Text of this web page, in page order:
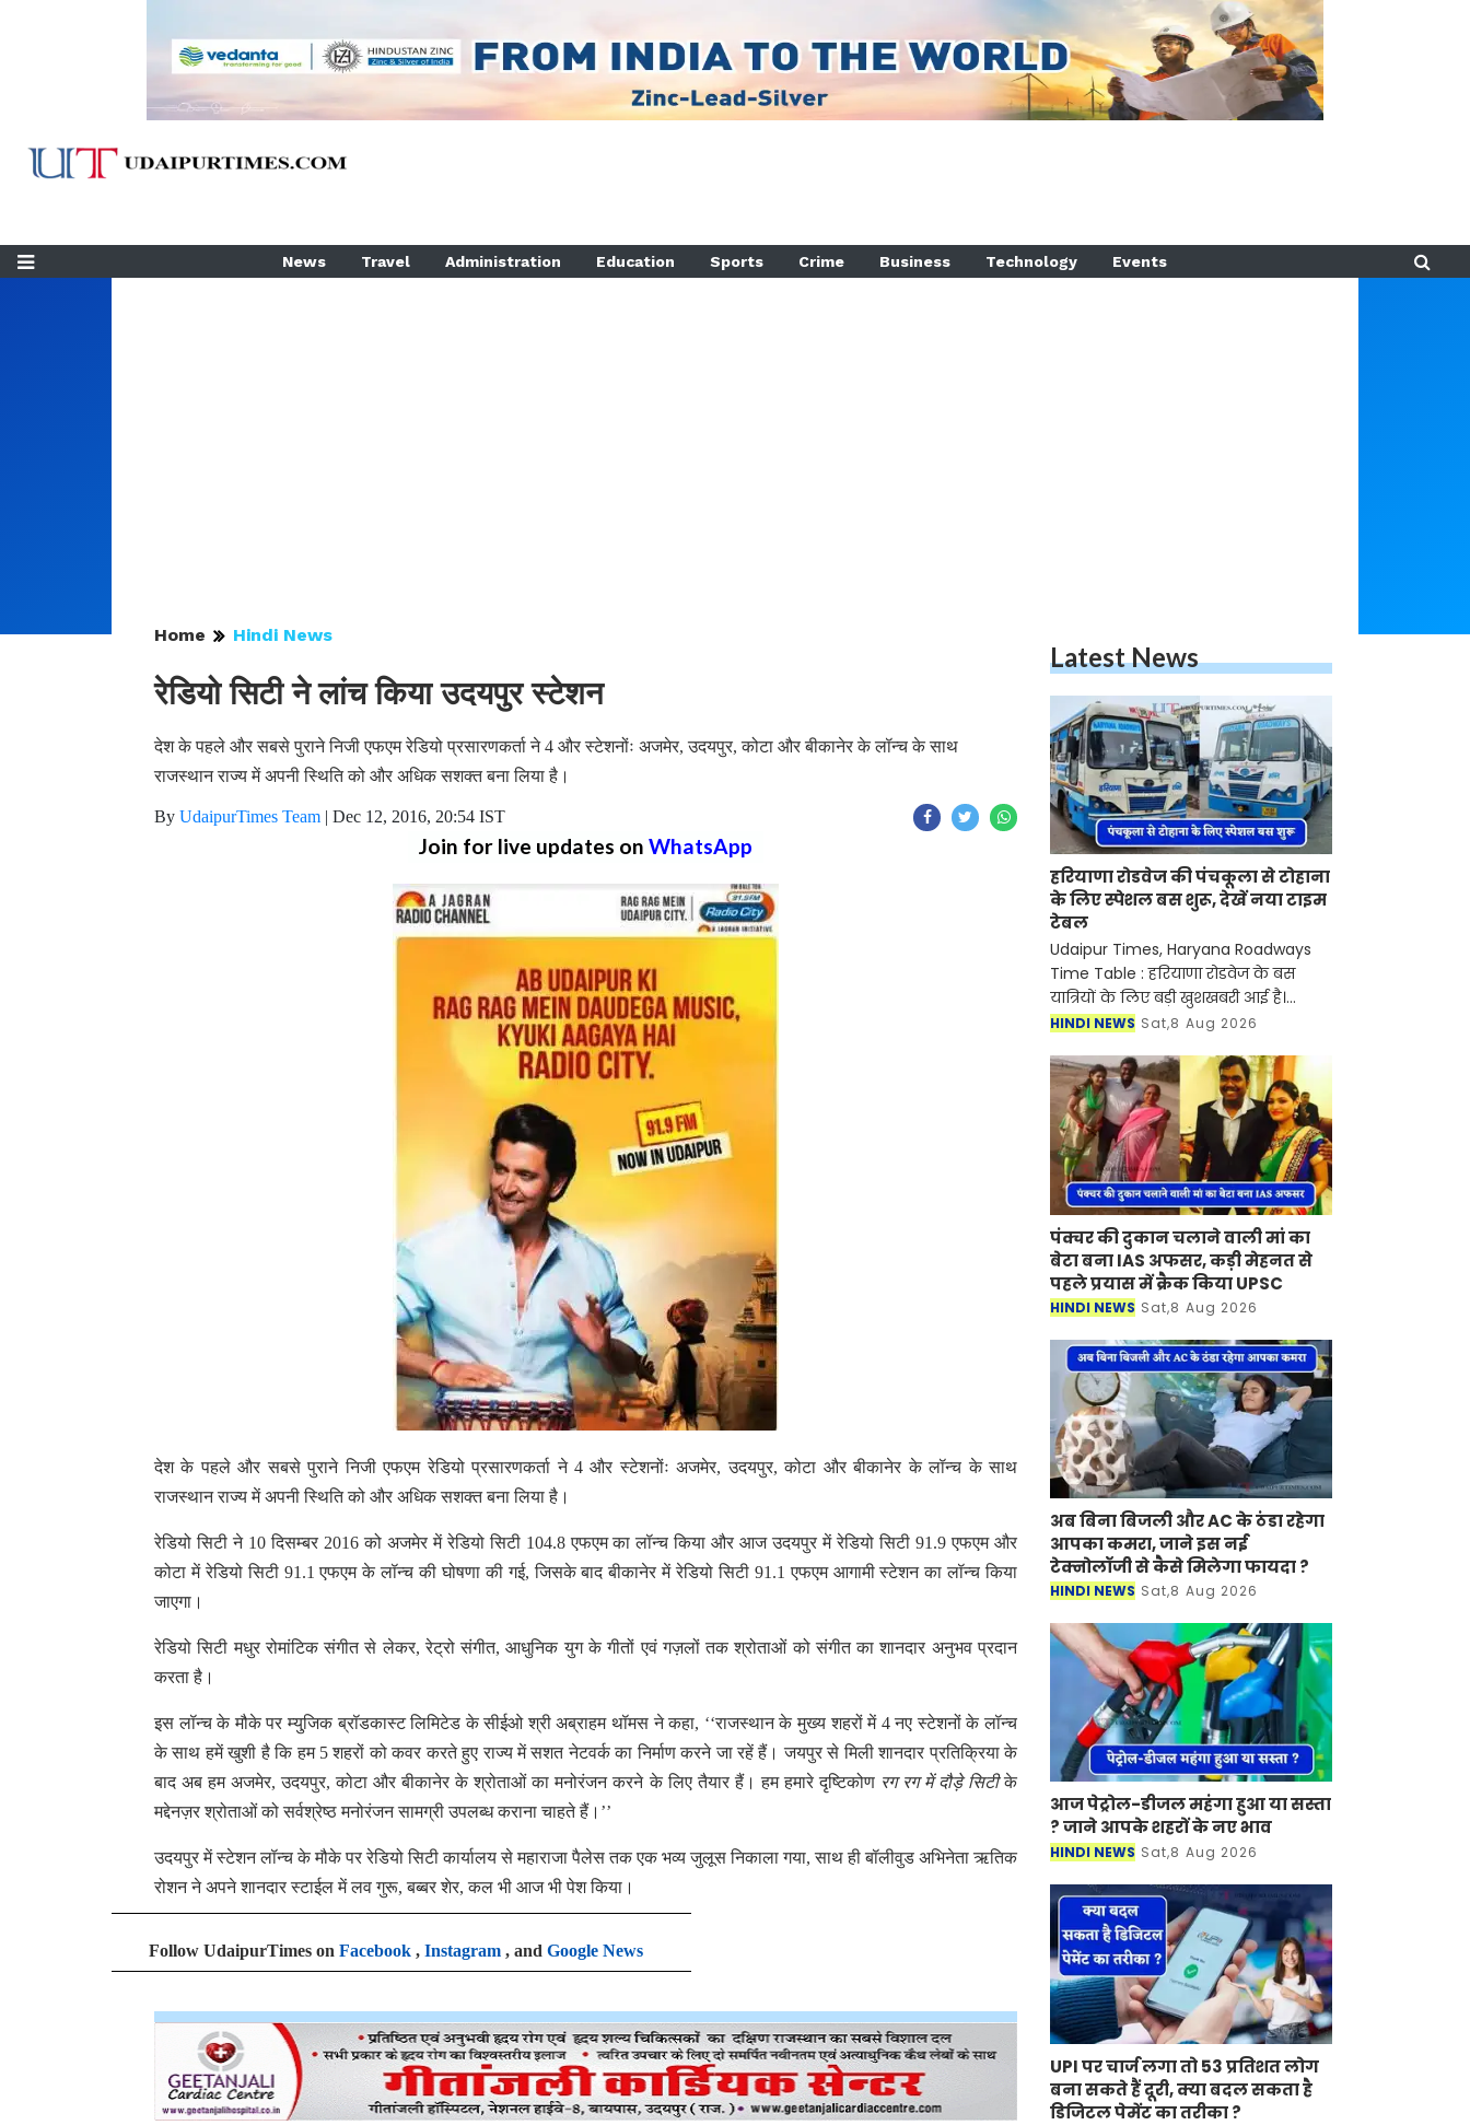
News Travel Administration Education Sports Crime Business Technology Events
Home Hindi News
रेडियो सिटी ने लांच किया उदयपुर स्टेशन
देश के पहले और सबसे पुराने निजी एफएम रेडियो प्रसारणकर्ता ने 4 और स्टेशनोंः अजमेर, उदयपुर, कोटा और बीकानेर के लॉन्च के साथ
राजस्थान राज्य में अपनी स्थिति को और अधिक सशक्त बना लिया है।
By UdaipurTimes Team | Dec 12, 2016, 20:54 IST
Join for live updates on WhatsApp
देश के पहले और सबसे पुराने निजी एफएम रेडियो प्रसारणकर्ता ने 4 और स्टेशनोंः अजमेर, उदयपुर, कोटा और बीकानेर के लॉन्च के साथ
राजस्थान राज्य में अपनी स्थिति को और अधिक सशक्त बना लिया है।
रेडियो सिटी ने 10 दिसम्बर 2016 को अजमेर में रेडियो सिटी 104.8 एफएम का लॉन्च किया और आज उदयपुर में रेडियो सिटी 91.9 एफएम और
कोटा में रेडियो सिटी 91.1 एफएम के लॉन्च की घोषणा की गई, जिसके बाद बीकानेर में रेडियो सिटी 91.1 एफएम आगामी स्टेशन का लॉन्च किया
जाएगा।
रेडियो सिटी मधुर रोमांटिक संगीत से लेकर, रेट्रो संगीत, आधुनिक युग के गीतों एवं गज़लों तक श्रोताओं को संगीत का शानदार अनुभव प्रदान
करता है।
इस लॉन्च के मौके पर म्युजि़क ब्रॉडकास्ट लिमिटेड के सीईओ श्री अब्राहम थॉमस ने कहा, ‘‘राजस्थान के मुख्य शहरों में 4 नए स्टेशनों के लॉन्च
के साथ हमें खुशी है कि हम 5 शहरों को कवर करते हुए राज्य में सशत नेटवर्क का निर्माण करने जा रहें हैं। जयपुर से मिली शानदार प्रतिक्रिया के
बाद अब हम अजमेर, उदयपुर, कोटा और बीकानेर के श्रोताओं का मनोरंजन करने के लिए तैयार हैं। हम हमारे दृष्टिकोण रग रग में दौड़े सिटीके
मद्देनज़र श्रोताओं को सर्वश्रेष्ठ मनोरंजन सामग्री उपलब्ध कराना चाहते हैं।’’
उदयपुर में स्टेशन लॉन्च के मौके पर रेडियो सिटी कार्यालय से महाराजा पैलेस तक एक भव्य जुलूस निकाला गया, साथ ही बॉलीवुड अभिनेता ऋतिक
रोशन ने अपने शानदार स्टाईल में लव गुरू, बब्बर शेर, कल भी आज भी पेश किया।
Follow UdaipurTimes on Facebook , Instagram , and Google News
Latest News
हरियाणा रोडवेज की पंचकूला से टोहाना
के लिए स्पेशल बस शुरू, देखें नया टाइम
टेबल
Udaipur Times, Haryana Roadways
Time Table : हरियाणा रोडवेज के बस
यात्रियों के लिए बड़ी खुशखबरी आई है।
रोडवेज की पंचकूला से टोहाना समेत इन
टाइम टेबल जारी हो गया है।
HINDI NEWS Sat,8 Aug 2026
पंक्चर की दुकान चलाने वाली मां का
बेटा बना IAS अफसर, कड़ी मेहनत से
पहले प्रयास में क्रैक किया UPSC
HINDI NEWS Sat,8 Aug 2026
अब बिना बिजली और AC के ठंडा रहेगा
आपका कमरा, जाने इस नई
टेक्नोलॉजी से कैसे मिलेगा फायदा ?
HINDI NEWS Sat,8 Aug 2026
आज पेट्रोल-डीजल महंगा हुआ या सस्ता
? जाने आपके शहरों के नए भाव
HINDI NEWS Sat,8 Aug 2026
UPI पर चार्ज लगा तो 53 प्रतिशत लोग
बना सकते हैं दूरी, क्या बदल सकता है
डिजिटल पेमेंट का तरीका ?